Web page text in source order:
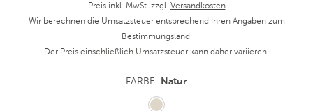
Preis inkl. MwSt. zzgl. Versandkosten
Wir berechnen die Umsatzsteuer entsprechend Ihren Angaben zum
Bestimmungsland.
Der Preis einschließlich Umsatzsteuer kann daher variieren.
FARBE: Natur